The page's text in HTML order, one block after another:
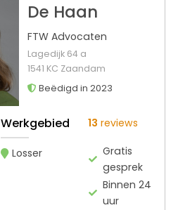
De Haan
FTW Advocaten
Lagedijk 64 a
1541 KC Zaandam
Beëdigd in 2023
Werkgebied
Losser
13 reviews
Gratis
gesprek
Binnen 24
uur